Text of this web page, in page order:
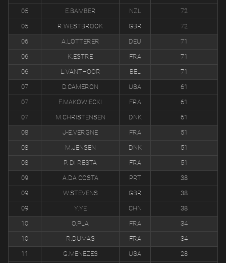
05
E.BAMBER NZL
72
05
R.WESTBROOK GBR
72
06
A.LOTTERER DEU
71
06
K.ESTRE FRA
71
06
L.VANTHOOR BEL
71
07
D.CAMERON USA
61
07
F.MAKOWIECKI FRA
61
07
M.CHRISTENSEN DNK
61
08
J-E.VERGNE FRA
51
08
M.JENSEN DNK
51
08
P. DI RESTA FRA
51
09
A.DA COSTA PRT
38
09
W.STEVENS GBR
38
09
Y.YE CHN
38
10
O.PLA FRA
34
10
R.DUMAS FRA
34
11
G.MENEZES USA
28